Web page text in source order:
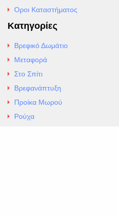
Οροι Καταστήματος
Κατηγορίες
Βρεφικό Δωμάτιο
Μεταφορά
Στο Σπίτι
Βρεφανάπτυξη
Προίκα Μωρού
Ρούχα